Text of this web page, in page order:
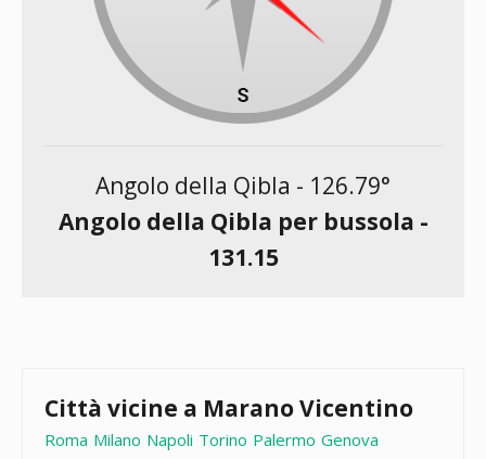
Angolo della Qibla - 126.79°
Angolo della Qibla per bussola -
131.15
Città vicine a Marano Vicentino
Roma Milano Napoli Torino Palermo Genova